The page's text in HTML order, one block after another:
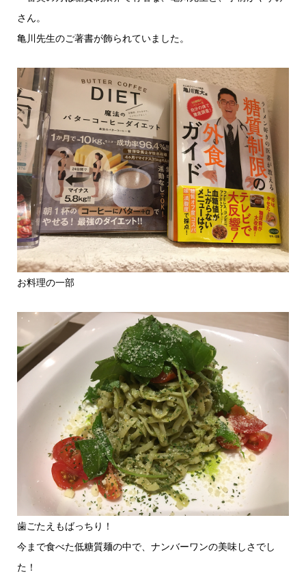
さん。
亀川先生のご著書が飾られていました。
お料理の一部
歯ごたえもばっちり！
今まで食べた低糖質麺の中で、ナンバーワンの美味しさでし
た！